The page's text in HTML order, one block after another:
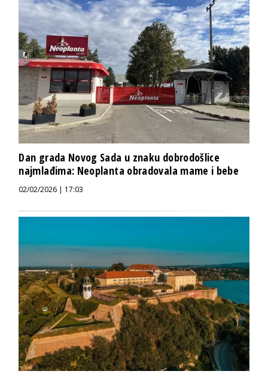
Dan grada Novog Sada u znaku dobrodošlice
najmlađima: Neoplanta obradovala mame i bebe
02/02/2026 | 17:03